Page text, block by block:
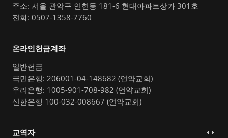
주소: 서울 관악구 인헌동 181-6 현대아파트상가 301호
전화: 0507-1358-7760
온라인헌금계좌
일반헌금
국민은행: 206001-04-148682 (언약교회)
우리은행: 1005-901-708-982 (언약교회)
신한은행 100-032-008667 (언약교회)
교역자